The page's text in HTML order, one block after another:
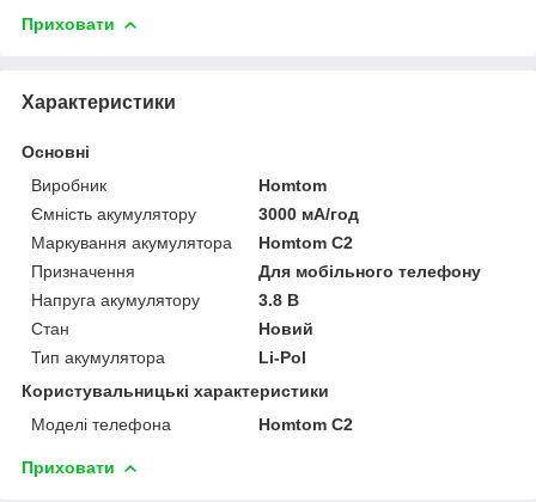
Приховати
Характеристики
Основні
Виробник
Homtom
Ємність акумулятору
3000 мА/год
Маркування акумулятора
Homtom C2
Призначення
Для мобільного телефону
Напруга акумулятору
3.8 В
Стан
Новий
Тип акумулятора
Li-Pol
Користувальницькі характеристики
Моделі телефона
Homtom C2
Приховати